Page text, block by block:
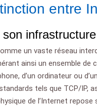
entre
infrastructure
un vaste réseau
ainsi un ensemble
d’un ordinateur ou
tels que TCP/IP,
de l’Internet